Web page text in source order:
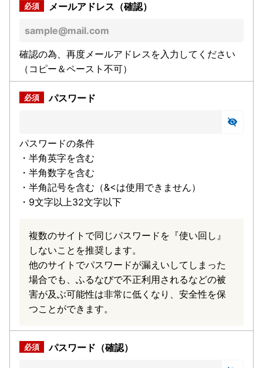
メールアドレス（確認）
確認の為、再度メールアドレスを入力してください
（コピー＆ペースト不可）
パスワード
パスワードの条件
・半角英字を含む
・半角数字を含む
・半角記号を含む（&<は使用できません）
・9文字以上32文字以下
複数のサイトで同じパスワードを『使い回し』
しないことを推奨します。
他のサイトでパスワードが漏えいしてしまった
場合でも、ふるなびで不正利用されるなどの被
害が及ぶ可能性は非常に低くなり、安全性を保
つことができます。
パスワード（確認）